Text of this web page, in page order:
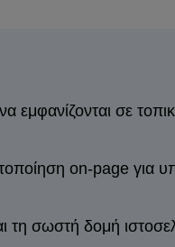
σε
on-page για
σωστή δομή